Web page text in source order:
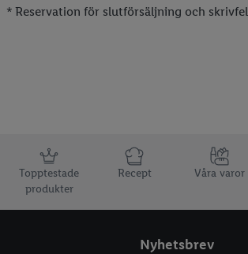
* Reservation för slutförsäljning och skrivfel
Information
Topptestade
produkter
Recept Våra varor
Nyhetsbrev